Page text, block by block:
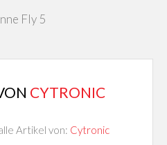
CYTRONIC
Artikel von: Cytronic